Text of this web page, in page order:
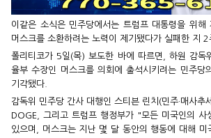
이같은 소식은 민주당에서는 트럼프 대통령을 위해
머스크를 소환하려는 노력이 제기됐다가 실패한 지 2
폴리티코가 5일(목) 보도한 바에 따르면, 하원 감독
율부 수장인 머스크를 의회에 출석시키려는 민주
기각됐다.
감독위 민주당 간사 대행인 스티븐 린치(민주·매사추
DOGE, 그리고 트럼프 행정부가 "모든 미국인의 사
있으며, 머스크는 지난 몇 달 동안의 행동에 대해 미